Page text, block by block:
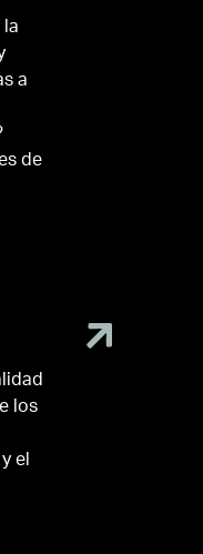
la
a
de
los
el